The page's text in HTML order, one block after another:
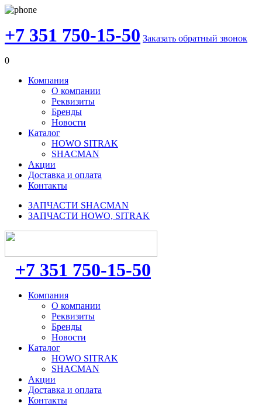
+7 351 750-15-50 Заказать обратный звонок
0
Компания
О компании
Реквизиты
Бренды
Новости
Каталог
HOWO SITRAK
SHACMAN
Акции
Доставка и оплата
Контакты
ЗАПЧАСТИ SHACMAN
ЗАПЧАСТИ HOWO, SITRAK
+7 351 750-15-50
Компания
О компании
Реквизиты
Бренды
Новости
Каталог
HOWO SITRAK
SHACMAN
Акции
Доставка и оплата
Контакты